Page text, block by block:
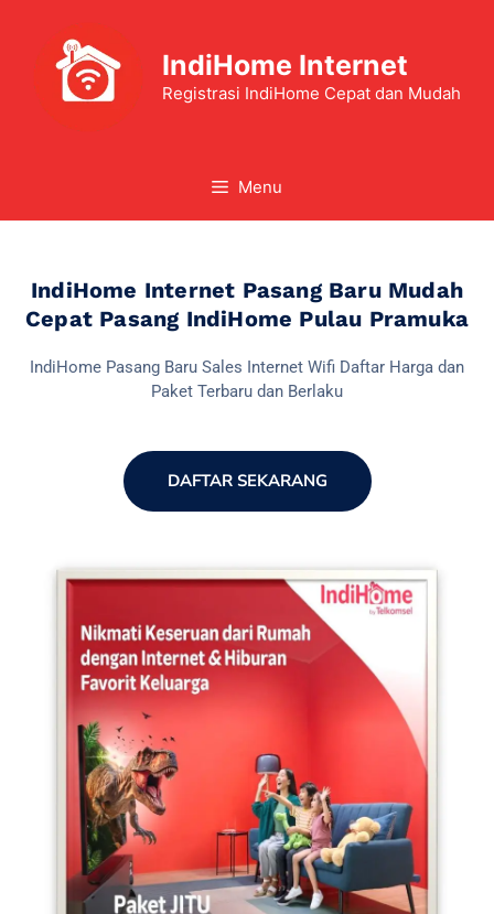
IndiHome Internet
Registrasi IndiHome Cepat dan Mudah
Menu
IndiHome Internet Pasang Baru Mudah
Cepat Pasang IndiHome Pulau Pramuka
IndiHome Pasang Baru Sales Internet Wifi Daftar Harga dan
Paket Terbaru dan Berlaku
DAFTAR SEKARANG